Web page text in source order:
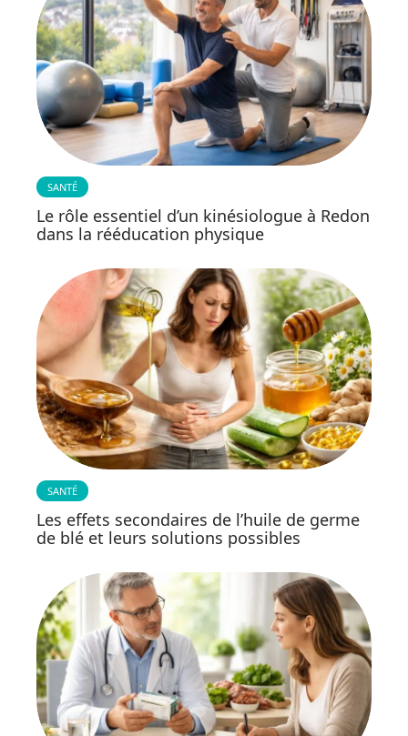
SANTÉ
Le rôle essentiel d’un kinésiologue à Redon
dans la rééducation physique
SANTÉ
Les effets secondaires de l’huile de germe
de blé et leurs solutions possibles